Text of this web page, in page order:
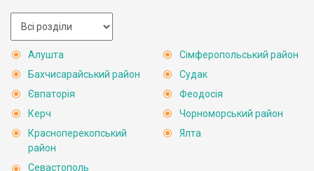
Алушта
Бахчисарайський район
Євпаторія
Керч
Красноперекопський
район
Севастополь
Сімферопольський район
Судак
Феодосія
Чорноморський район
Ялта